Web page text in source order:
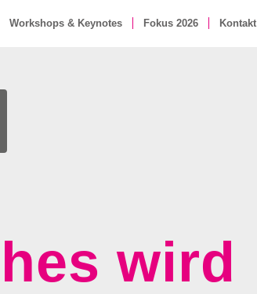
Workshops & Keynotes Fokus 2026 Kontakt
wird